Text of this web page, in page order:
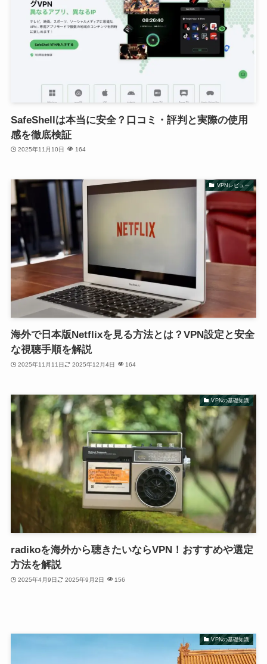
SafeShellは本当に安全？口コミ・評判と実際の使用
感を徹底検証
2025年11月10日 164
VPNレビュー
海外で日本版Netflixを見る方法とは？VPN設定と安全
な視聴手順を解説
2025年11月11日 2025年12月4日 164
VPNの基礎知識
radikoを海外から聴きたいならVPN！おすすめや選定
方法を解説
2025年4月9日 2025年9月2日 156
VPNの基礎知識